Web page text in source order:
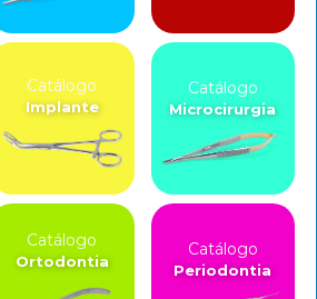
Catálogo
Implante
Catálogo
Microcirurgia
Catálogo
Ortodontia
Catálogo
Periodontia